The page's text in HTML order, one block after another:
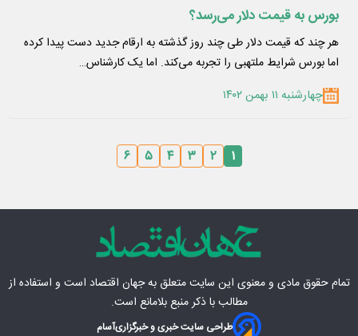
بورس به قیمت دلار می‌رسد؟
هر چند که قیمت دلار طی چند روز گذشته به ارقام جدید دست پیدا کرده
اما بورس شرایط ملتهبی را تجربه می‌کند. اما یک کارشناس…
چهارشنبه ۱۱ بهمن ۱۴۰۲
۱ ۲ ۳ ۴ ۵ ۶
تمام حقوق مادی‌ و معنوی این سایت متعلق بهجهان اقتصاد است و استفاده از
مطالب با ذکر منبع بلامانع است.
طراحی سایت خبری و خبرگزاریآسام